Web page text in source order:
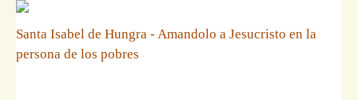
Santa Isabel de Hungra - Amandolo a Jesucristo en la
persona de los pobres